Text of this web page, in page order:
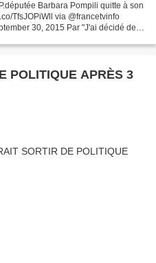
Barbara Pompili quitte à son
TfsJOPiWll via @francetvinfo
30, 2015 Par "J'ai décidé de
POLITIQUE APRÈS 3